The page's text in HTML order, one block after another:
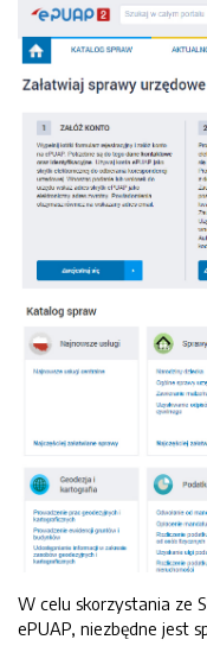
W celu skorzystania ze
ePUAP, niezbędne jest